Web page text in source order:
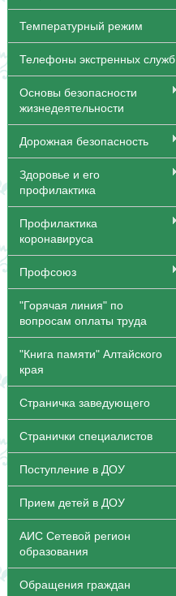
Температурный режим
Телефоны экстренных служб
Основы безопасности
жизнедеятельности
Дорожная безопасность
Здоровье и его
профилактика
Профилактика
коронавируса
Профсоюз
"Горячая линия" по
вопросам оплаты труда
"Книга памяти" Алтайского
края
Страничка заведующего
Странички специалистов
Поступление в ДОУ
Прием детей в ДОУ
АИС Сетевой регион
образования
Обращения граждан